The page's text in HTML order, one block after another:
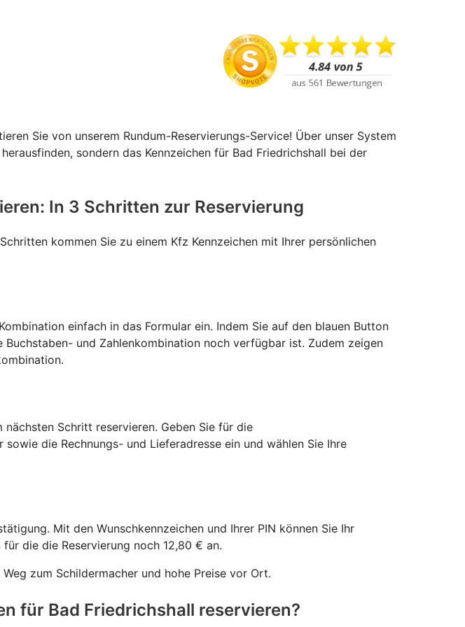
Sie von unserem Rundum-Reservierungs-Service! Über unser System
sondern das Kennzeichen für Bad Friedrichshall bei der
In 3 Schritten zur Reservierung
kommen Sie zu einem Kfz Kennzeichen mit Ihrer persönlichen
einfach in das Formular ein. Indem Sie auf den blauen Button
und Zahlenkombination noch verfügbar ist. Zudem zeigen
Schritt reservieren. Geben Sie für die
die Rechnungs- und Lieferadresse ein und wählen Sie Ihre
Mit den Wunschkennzeichen und Ihrer PIN können Sie Ihr
die die Reservierung noch 12,80 € an.
zum Schildermacher und hohe Preise vor Ort.
für Bad Friedrichshall reservieren?